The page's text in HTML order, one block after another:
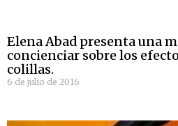
Elena Abad presenta una
concienciar sobre los
colillas.
6 de julio de 2016